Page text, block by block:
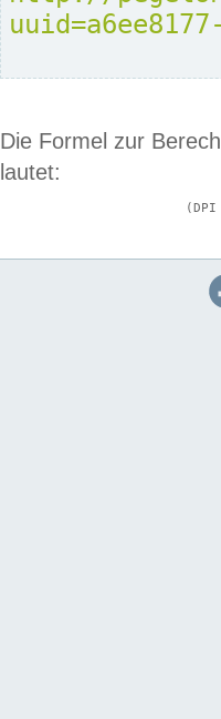
Die Formel zur
lautet: